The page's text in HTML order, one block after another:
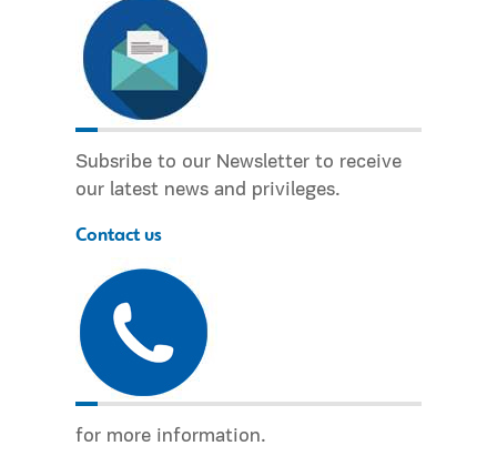
Subsribe to our Newsletter to receive
our latest news and privileges.
Contact us
for more information.